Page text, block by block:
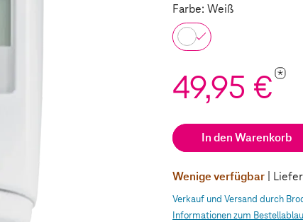
Farbe: Weiß
49,95 € *
In den Warenkorb
Wenige verfügbar |
Verkauf und Versand durch
Informationen zum